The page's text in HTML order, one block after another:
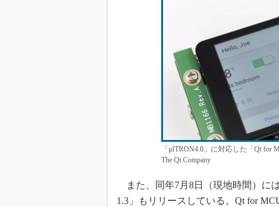
「μITRON4.0」に対応した「Qt for
The Qt Company
また、同年7月8日（現地時間）に
1.3」もリリースしている。Qt for